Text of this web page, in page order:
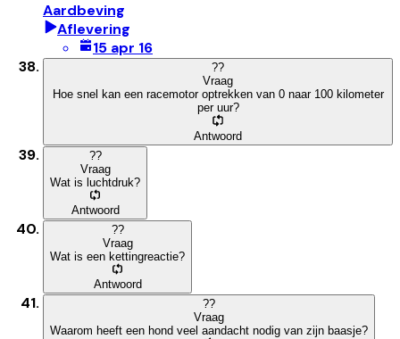
Aardbeving
Aflevering
15 apr 16
??
Vraag
Hoe snel kan een racemotor optrekken van 0 naar 100 kilometer
per uur?
Antwoord
??
Vraag
Wat is luchtdruk?
Antwoord
??
Vraag
Wat is een kettingreactie?
Antwoord
??
Vraag
Waarom heeft een hond veel aandacht nodig van zijn baasje?